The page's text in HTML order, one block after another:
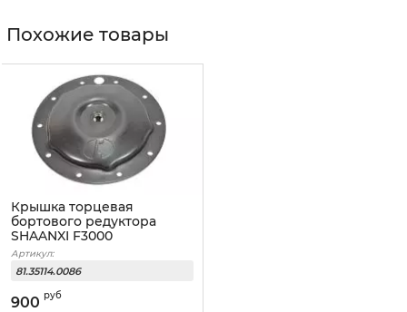
Похожие товары
Крышка торцевая
бортового редуктора
SHAANXI F3000
Артикул:
81.35114.0086
900 руб